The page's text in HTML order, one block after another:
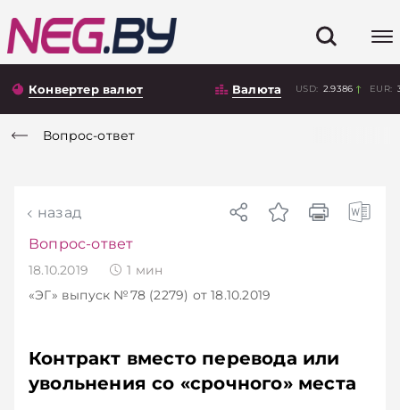
Конвертер валют Валюта USD: 2.9386 EUR:
Вопрос-ответ
назад
Вопрос-ответ
18.10.2019 1 мин
«ЭГ» выпуск №78 (2279) от 18.10.2019
Контракт вместо перевода или
увольнения со «срочного» места